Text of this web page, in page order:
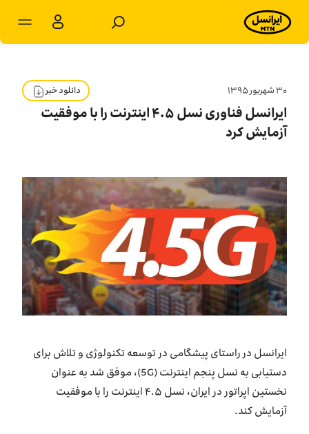
محصولات
پشتیبانی
سرویس‌های ویژه
اخبار
بازارگاه ایرانسل
ترابرد به ایرانسل
۳۰ شهريور ۱۳۹۵ دانلود خبر
ایرانسل فناوری نسل ۴.۵ اینترنت را با موفقیت
آزمایش کرد
ایرانسل در راستای پیشگامی در توسعه تکنولوژی و تلاش برای
دستیابی به نسل پنجم اینترنت (5G)، موفق شد به عنوان
نخستین اپراتور در ایران، نسل ۴.۵ اینترنت را با موفقیت
آزمایش کند.